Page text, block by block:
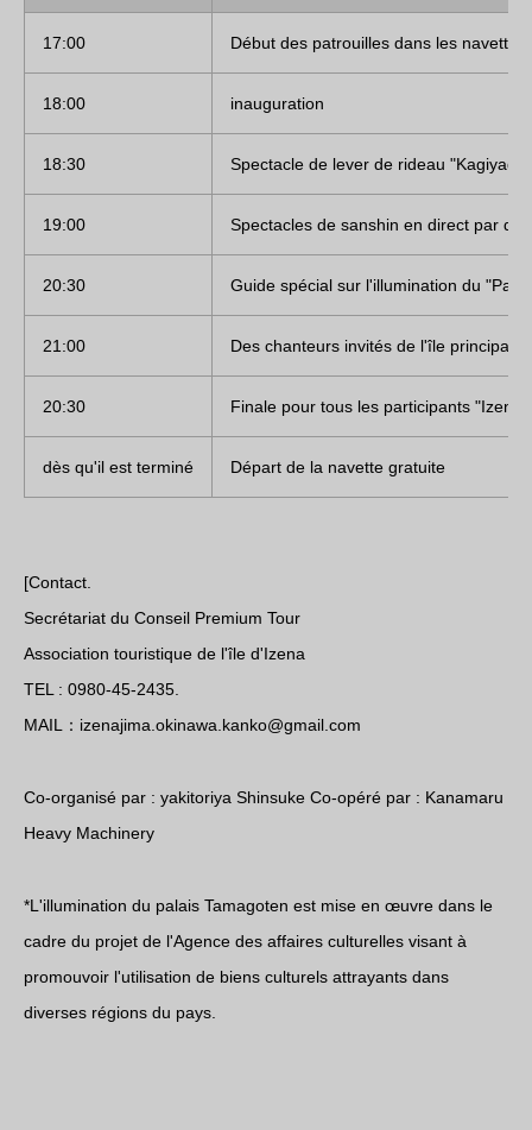
17:00 Début des patrouilles dans les navettes.
18:00 inauguration
18:30 Spectacle de lever de rideau "Kagiyade
19:00 Spectacles de sanshin en direct par
20:30 Guide spécial sur l'illumination du
21:00 Des chanteurs invités de l'île
20:30 Finale pour tous les participants "Izena
dès qu'il est terminé Départ de la navette gratuite
[Contact.
Secrétariat du Conseil Premium Tour
Association touristique de l'île d'Izena
TEL : 0980-45-2435.
MAIL：izenajima.okinawa.kanko@gmail.com
Co-organisé par : yakitoriya Shinsuke Co-opéré par : Kanamaru
Heavy Machinery
*L'illumination du palais Tamagoten est mise en œuvre dans le
cadre du projet de l'Agence des affaires culturelles visant à
promouvoir l'utilisation de biens culturels attrayants dans
diverses régions du pays.